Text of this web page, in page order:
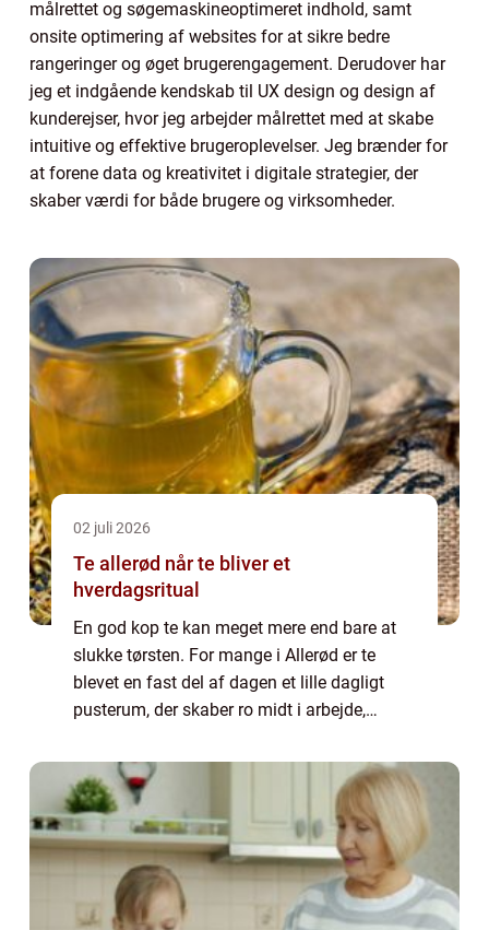
målrettet og søgemaskineoptimeret indhold, samt
onsite optimering af websites for at sikre bedre
rangeringer og øget brugerengagement. Derudover har
jeg et indgående kendskab til UX design og design af
kunderejser, hvor jeg arbejder målrettet med at skabe
intuitive og effektive brugeroplevelser. Jeg brænder for
at forene data og kreativitet i digitale strategier, der
skaber værdi for både brugere og virksomheder.
02 juli 2026
Te allerød når te bliver et
hverdagsritual
En god kop te kan meget mere end bare at
slukke tørsten. For mange i Allerød er te
blevet en fast del af dagen et lille dagligt
pusterum, der skaber ro midt i arbejde,
om Te allerød, handler det både om k...